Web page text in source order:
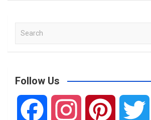
a
c
Follow Us